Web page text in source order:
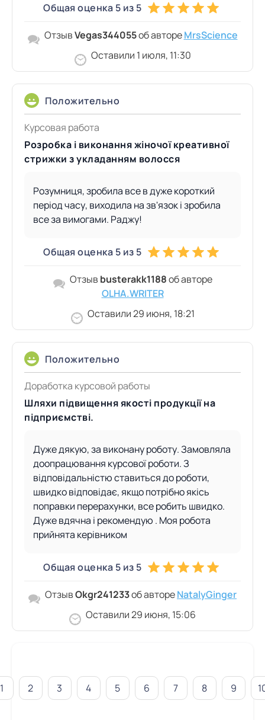
Общая оценка 5 из 5
ОтзывVegas344055об автореMrsScience
Оставили 1 июля, 11:30
Положительно
Общая оценка 5 из 5
Курсовая работа
Розробка і виконання жіночої креативної
стрижки з укладанням волосся
Розумниця, зробила все в дуже короткий
період часу, виходила на зв'язок і зробила
все за вимогами. Раджу!
Отзыв busterakk1188об авторе
OLHA.WRITER
Оставили 29 июня, 18:21
Положительно
Общая оценка 5 из 5
Доработка курсовой работы
Шляхи підвищення якості продукції на
підприємстві.
Дуже дякую, за виконану роботу. Замовляла
доопрацювання курсової роботи. З
відповідальністю ставиться до роботи,
швидко відповідає, якщо потрібно якісь
поправки перерахунки, все робить швидко.
Дуже вдячна і рекомендую . Моя робота
прийнята керівником
ОтзывOkgr241233об автореNatalyGinger
Оставили 29 июня, 15:06
1 2 3 4 5 6 7 8 9